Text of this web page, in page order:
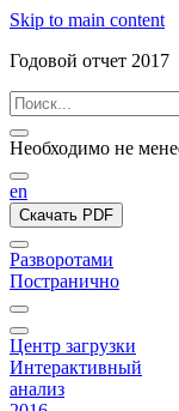
Skip to main content
Годовой отчет 2017
Необходимо не
en
Скачать PDF
Разворотами
Постранично
Центр загрузки
Интерактивный
анализ